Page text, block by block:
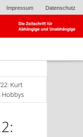
Impressum Datenschutz
Kurt
Hobbys